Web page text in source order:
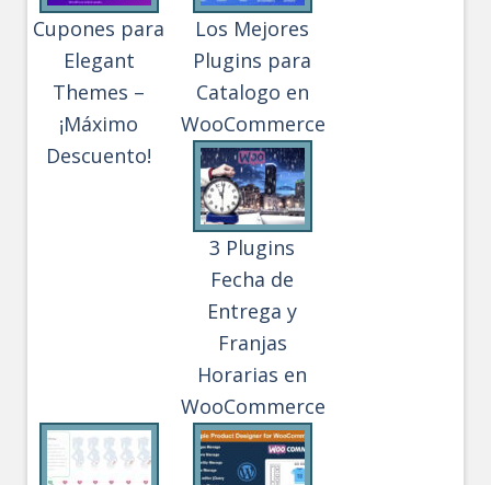
Cupones para
Elegant
Themes –
¡Máximo
Descuento!
Los Mejores
Plugins para
Catalogo en
WooCommerce
3 Plugins
Fecha de
Entrega y
Franjas
Horarias en
WooCommerce